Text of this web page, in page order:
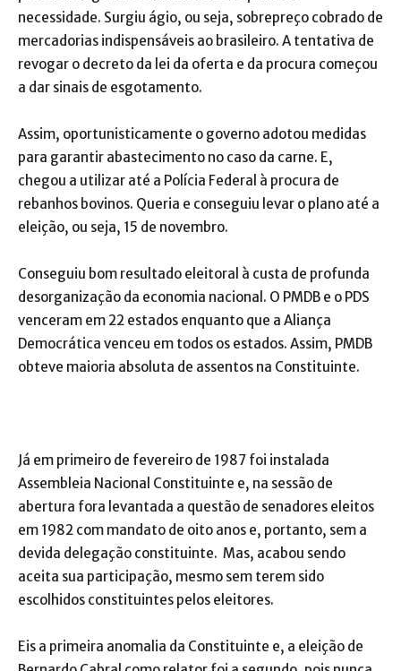
necessidade. Surgiu ágio, ou seja, sobrepreço cobrado de
mercadorias indispensáveis ao brasileiro. A tentativa de
revogar o decreto da lei da oferta e da procura começou
a dar sinais de esgotamento.
Assim, oportunisticamente o governo adotou medidas
para garantir abastecimento no caso da carne. E,
chegou a utilizar até a Polícia Federal à procura de
rebanhos bovinos. Queria e conseguiu levar o plano até a
eleição, ou seja, 15 de novembro.
Conseguiu bom resultado eleitoral à custa de profunda
desorganização da economia nacional. O PMDB e o PDS
venceram em 22 estados enquanto que a Aliança
Democrática venceu em todos os estados. Assim, PMDB
obteve maioria absoluta de assentos na Constituinte.
Já em primeiro de fevereiro de 1987 foi instalada
Assembleia Nacional Constituinte e, na sessão de
abertura fora levantada a questão de senadores eleitos
em 1982 com mandato de oito anos e, portanto, sem a
devida delegação constituinte. Mas, acabou sendo
aceita sua participação, mesmo sem terem sido
escolhidos constituintes pelos eleitores.
Eis a primeira anomalia da Constituinte e, a eleição de